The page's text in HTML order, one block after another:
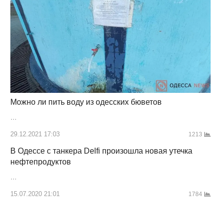
Можно ли пить воду из одесских бюветов
…
29.12.2021 17:03 1213
В Одессе с танкера Delfi произошла новая утечка
нефтепродуктов
…
15.07.2020 21:01 1784